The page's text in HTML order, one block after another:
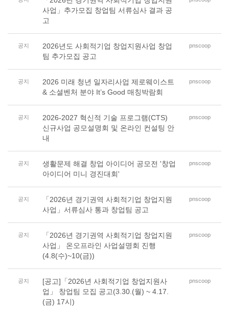
사업」추가모집 창업팀 서류심사 결과 공
고
공지
2026년도 사회적기업 창업지원사업 창업
팀 추가모집 공고
pnscoop
공지
2026 미래 청년 일자리사업 제로웨이스트
& 소셜벤처 분야 It’s Good 매칭박람회
pnscoop
공지
2026-2027 혁신적 기술 프로그램(CTS)
신규사업 공모설명회 및 온라인 컨설팅 안
내
pnscoop
공지
생활문제 해결 창업 아이디어 공모전 '창업
아이디어 미니 경진대회'
pnscoop
공지
「2026년 경기권역 사회적기업 창업지원
사업」서류심사 통과 창업팀 공고
pnscoop
공지
「2026년 경기권역 사회적기업 창업지원
사업」 온오프라인 사업설명회 진행
(4.8(수)~10(금))
pnscoop
공지
[공고]「2026년 사회적기업 창업지원사
업」 창업팀 모집 공고(3.30.(월) ~ 4.17.
(금) 17시)
pnscoop